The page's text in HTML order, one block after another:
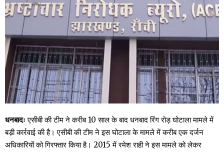
धनबादः एसीबी की टीम ने करीब 10 साल के बाद धनबाद रिंग रोड़ घोटाला मामले में
बड़ी कार्रवाई की है। एसीबी की टीम ने इस घोटाला के मामले में करीब एक दर्जन
अधिकारियों को गिरफ्तार किया है। 2015 में रमेश राही ने इस मामले को लेकर